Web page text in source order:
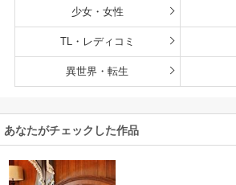
少女・女性
TL・レディコミ
異世界・転生
あなたがチェックした作品